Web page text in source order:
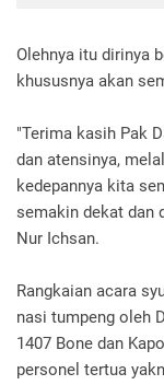
Olehnya itu dirinya
khususnya akan
"Terima kasih Pak
dan atensinya,
kedepannya kita
semakin dekat dan
Nur Ichsan.
Rangkaian acara
nasi tumpeng oleh
1407 Bone dan
personel tertua